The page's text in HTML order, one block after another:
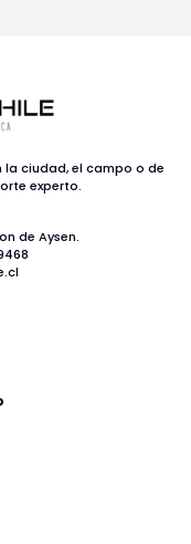
ciudad, el campo o de
experto.
de Aysen.